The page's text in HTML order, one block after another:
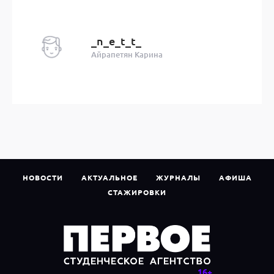
_n_e_t_t_
Айрапетян Карина
НОВОСТИ АКТУАЛЬНОЕ ЖУРНАЛЫ
АФИША
СТАЖИРОВКИ